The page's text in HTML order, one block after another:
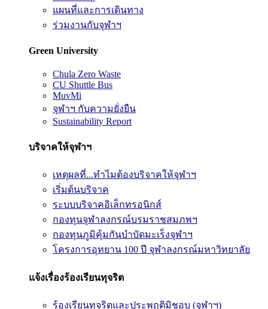
แผนที่และการเดินทาง
ร่วมงานกับจุฬาฯ
Green University
Chula Zero Waste
CU Shuttle Bus
MuvMi
จุฬาฯ กับความยั่งยืน
Sustainability Report
บริจาคให้จุฬาฯ
เหตุผลที่...ทำไมต้องบริจาคให้จุฬาฯ
เริ่มต้นบริจาค
ระบบบริจาคอิเล็กทรอนิกส์
กองทุนจุฬาลงกรณ์บรมราชสมภพฯ
กองทุนภูมิคุ้มกันบำบัดมะเร็งจุฬาฯ
โครงการอุทยาน 100 ปี จุฬาลงกรณ์มหาวิทยาลัย
แจ้งเรื่องร้องเรียนทุจริต
ร้องเรียนทุจริตและประพฤติมิชอบ (จุฬาฯ)